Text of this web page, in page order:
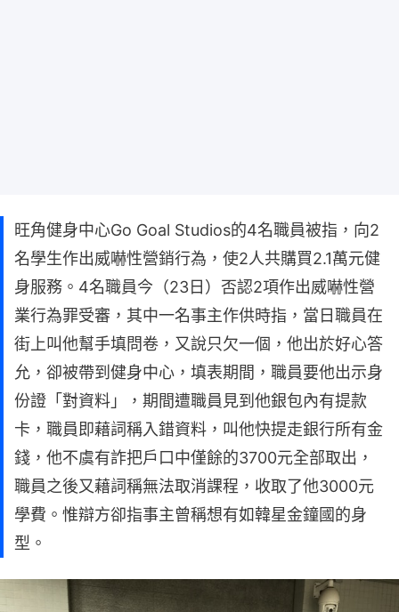
旺角健身中心Go Goal Studios的4名職員被指，向2
名學生作出威嚇性營銷行為，使2人共購買2.1萬元健
身服務。4名職員今（23日）否認2項作出威嚇性營
業行為罪受審，其中一名事主作供時指，當日職員在
街上叫他幫手填問卷，又說只欠一個，他出於好心答
允，卻被帶到健身中心，填表期間，職員要他出示身
份證「對資料」，期間遭職員見到他銀包內有提款
卡，職員即藉詞稱入錯資料，叫他快提走銀行所有金
錢，他不虞有詐把戶口中僅餘的3700元全部取出，
職員之後又藉詞稱無法取消課程，收取了他3000元
學費。惟辯方卻指事主曾稱想有如韓星金鐘國的身
型。